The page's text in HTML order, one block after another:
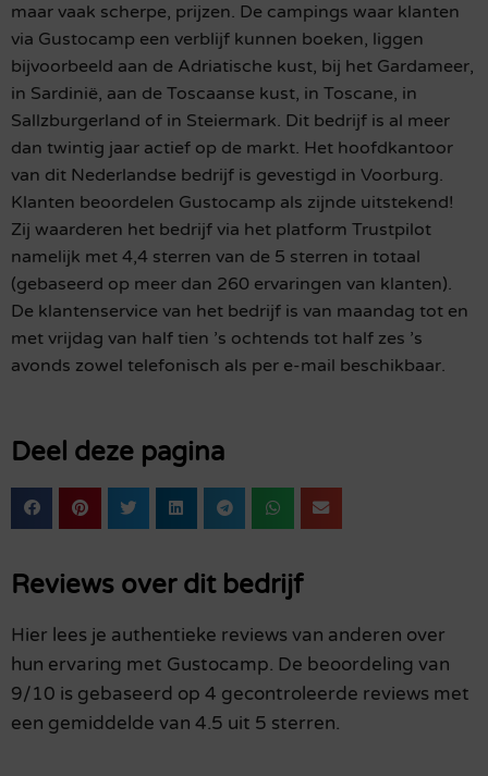
maar vaak scherpe, prijzen. De campings waar klanten
via Gustocamp een verblijf kunnen boeken, liggen
bijvoorbeeld aan de Adriatische kust, bij het Gardameer,
in Sardinië, aan de Toscaanse kust, in Toscane, in
Sallzburgerland of in Steiermark. Dit bedrijf is al meer
dan twintig jaar actief op de markt. Het hoofdkantoor
van dit Nederlandse bedrijf is gevestigd in Voorburg.
Klanten beoordelen Gustocamp als zijnde uitstekend!
Zij waarderen het bedrijf via het platform Trustpilot
namelijk met 4,4 sterren van de 5 sterren in totaal
(gebaseerd op meer dan 260 ervaringen van klanten).
De klantenservice van het bedrijf is van maandag tot en
met vrijdag van half tien ’s ochtends tot half zes ’s
avonds zowel telefonisch als per e-mail beschikbaar.
Deel deze pagina
Reviews over dit bedrijf
Hier lees je authentieke reviews van anderen over
hun ervaring met Gustocamp. De beoordeling van
9/10 is gebaseerd op 4 gecontroleerde reviews met
een gemiddelde van 4.5 uit 5 sterren.